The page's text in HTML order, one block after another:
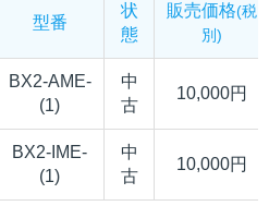
型番
状
態
販売価格(税
別)
BX2-AME-
(1)
中
古
10,000円
BX2-IME-
(1)
中
古
10,000円